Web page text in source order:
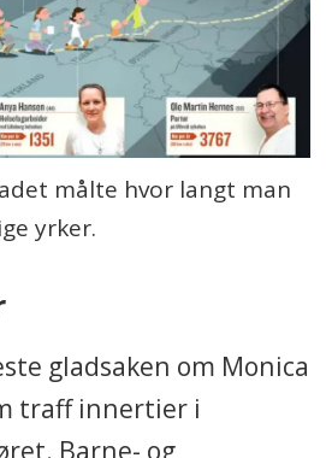
målte hvor langt man
yrker.
gladsaken om Monica
traff innertier i
Barne- og